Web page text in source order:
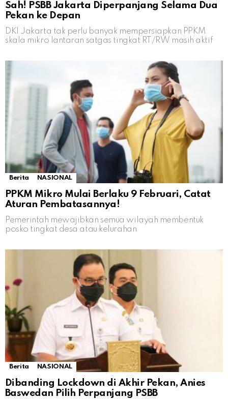
Sah! PSBB Jakarta Diperpanjang Selama Dua
Pekan ke Depan
DKI Jakarta tak perlu banyak mempersiapkan PPKM
skala mikro lantaran satgas tingkat RT/RW masih aktif
Berita NASIONAL
PPKM Mikro Mulai Berlaku 9 Februari, Catat
Aturan Pembatasannya!
Pemerintah mewajibkan semua wilayah membentuk
posko tingkat desa atau kelurahan
Berita NASIONAL
Dibanding Lockdown di Akhir Pekan, Anies
Baswedan Pilih Perpanjang PSBB